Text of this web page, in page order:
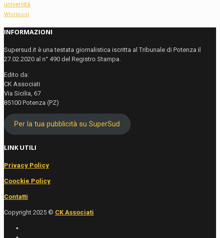
università
Whirlpool
INFORMAZIONI
Supersud.it è una testata giornalistica iscritta al Tribunale di Potenza il
27.02.2020 al n° 490 del Registro Stampa.
Edito da:
CK Associati
Via Sicilia, 67
85100 Potenza (PZ)
Per la tua pubblicità su SuperSud
LINK UTILI
Privacy Policy
Coockie Policy
Contatti
Copyright 2025 © CK Associati